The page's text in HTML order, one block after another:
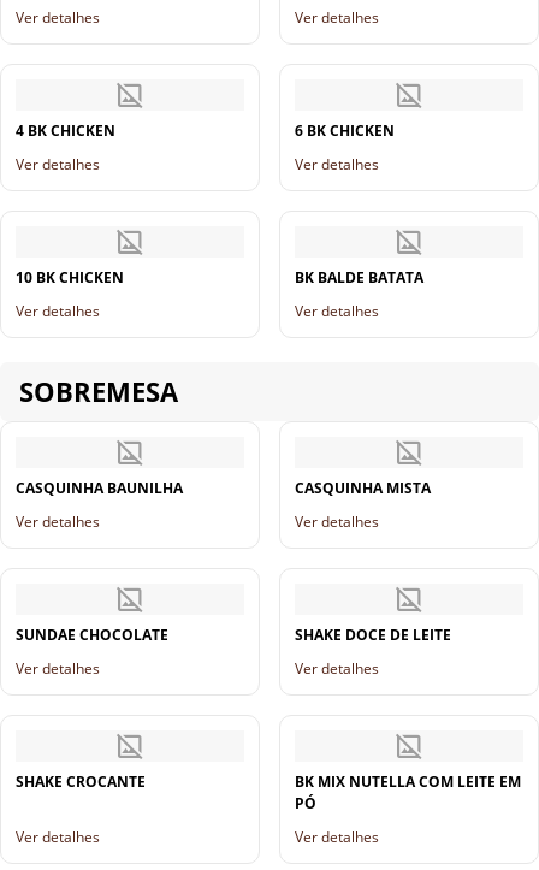
Ver detalhes
Ver detalhes
4 BK CHICKEN
Ver detalhes
6 BK CHICKEN
Ver detalhes
10 BK CHICKEN
Ver detalhes
BK BALDE BATATA
Ver detalhes
SOBREMESA
CASQUINHA BAUNILHA
Ver detalhes
CASQUINHA MISTA
Ver detalhes
SUNDAE CHOCOLATE
Ver detalhes
SHAKE DOCE DE LEITE
Ver detalhes
SHAKE CROCANTE
Ver detalhes
BK MIX NUTELLA COM LEITE EM
PÓ
Ver detalhes